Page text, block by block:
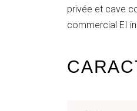
privée et cave
commercial EI